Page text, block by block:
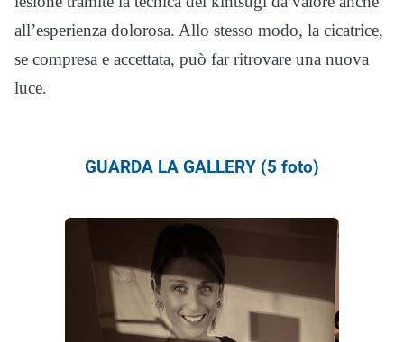
all’esperienza dolorosa. Allo stesso modo, la cicatrice,
se compresa e accettata, può far ritrovare una nuova
luce.
GUARDA LA GALLERY (5 foto)